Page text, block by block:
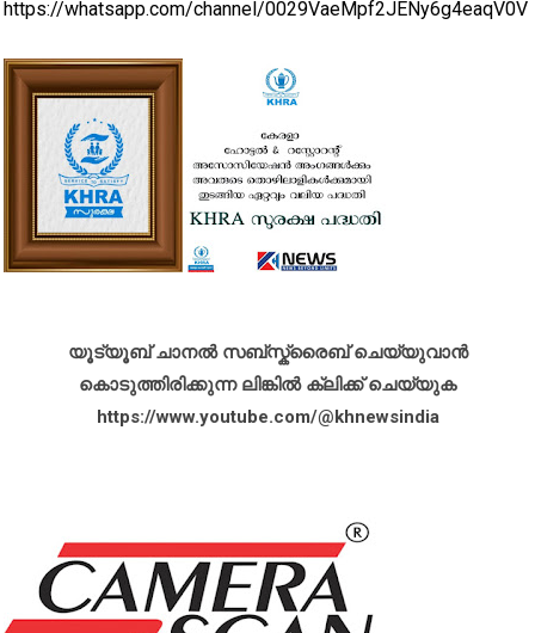
https://whatsapp.com/channel/0029VaeMpf2JENy6g4eaqV0V
യൂട്യൂബ് ചാനൽ സബ്സ്ക്രൈബ് ചെയ്യുവാൻ
കൊടുത്തിരിക്കുന്ന ലിങ്കിൽ ക്ലിക്ക് ചെയ്യുക
https://www.youtube.com/@khnewsindia